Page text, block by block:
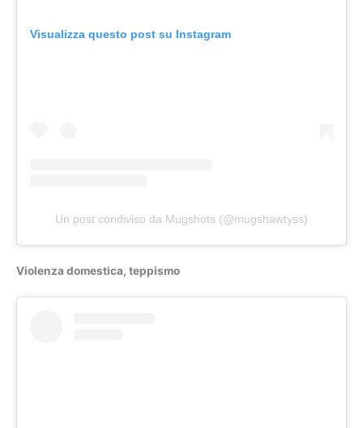
Visualizza questo post su Instagram
Un post condiviso da Mugshots (@mugshawtyss)
Violenza domestica, teppismo